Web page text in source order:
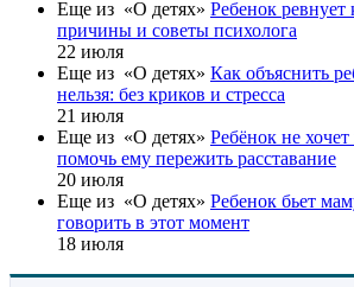
Еще из «О детях» Ребенок
причины и советы психолога
22 июля
Еще из «О детях» Как объяснить
нельзя: без криков и стресса
21 июля
Еще из «О детях» Ребёнок не
помочь ему пережить расставание
20 июля
Еще из «О детях» Ребенок бьет
говорить в этот момент
18 июля